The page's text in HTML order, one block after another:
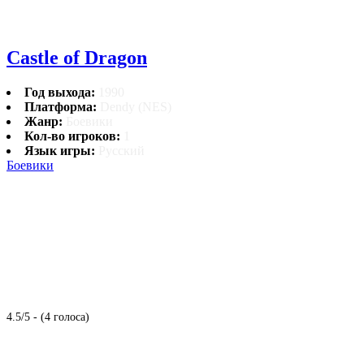
Castle of Dragon
Год выхода:
Платформа:
Жанр:
Кол-во игроков:
Язык игры:
Боевики
4.5/5 - (4 голоса)